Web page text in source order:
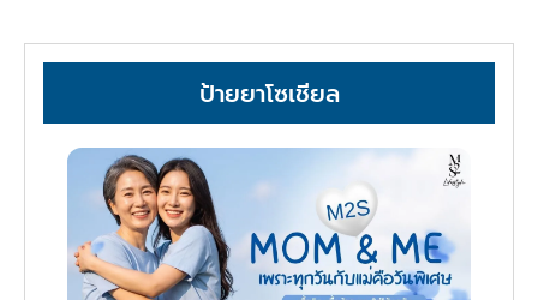
ป้ายยาโซเชียล